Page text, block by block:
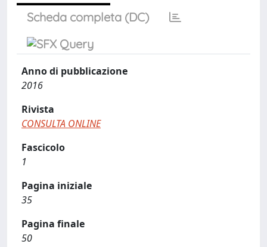
Scheda completa (DC)
Anno di pubblicazione
2016
Rivista
CONSULTA ONLINE
Fascicolo
1
Pagina iniziale
35
Pagina finale
50